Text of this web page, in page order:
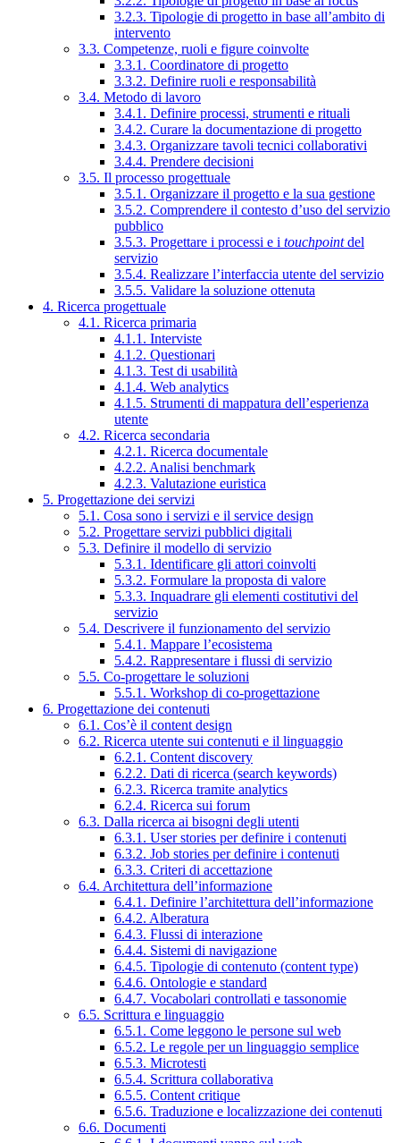
3.2.3. Tipologie di progetto in base all’ambito di
intervento
3.3. Competenze, ruoli e figure coinvolte
3.3.1. Coordinatore di progetto
3.3.2. Definire ruoli e responsabilità
3.4. Metodo di lavoro
3.4.1. Definire processi, strumenti e rituali
3.4.2. Curare la documentazione di progetto
3.4.3. Organizzare tavoli tecnici collaborativi
3.4.4. Prendere decisioni
3.5. Il processo progettuale
3.5.1. Organizzare il progetto e la sua gestione
3.5.2. Comprendere il contesto d’uso del servizio
pubblico
3.5.3. Progettare i processi e i touchpointdel
servizio
3.5.4. Realizzare l’interfaccia utente del servizio
3.5.5. Validare la soluzione ottenuta
4. Ricerca progettuale
4.1. Ricerca primaria
4.1.1. Interviste
4.1.2. Questionari
4.1.3. Test di usabilità
4.1.4. Web analytics
4.1.5. Strumenti di mappatura dell’esperienza
utente
4.2. Ricerca secondaria
4.2.1. Ricerca documentale
4.2.2. Analisi benchmark
4.2.3. Valutazione euristica
5. Progettazione dei servizi
5.1. Cosa sono i servizi e il service design
5.2. Progettare servizi pubblici digitali
5.3. Definire il modello di servizio
5.3.1. Identificare gli attori coinvolti
5.3.2. Formulare la proposta di valore
5.3.3. Inquadrare gli elementi costitutivi del
servizio
5.4. Descrivere il funzionamento del servizio
5.4.1. Mappare l’ecosistema
5.4.2. Rappresentare i flussi di servizio
5.5. Co-progettare le soluzioni
5.5.1. Workshop di co-progettazione
6. Progettazione dei contenuti
6.1. Cos’è il content design
6.2. Ricerca utente sui contenuti e il linguaggio
6.2.1. Content discovery
6.2.2. Dati di ricerca (search keywords)
6.2.3. Ricerca tramite analytics
6.2.4. Ricerca sui forum
6.3. Dalla ricerca ai bisogni degli utenti
6.3.1. User stories per definire i contenuti
6.3.2. Job stories per definire i contenuti
6.3.3. Criteri di accettazione
6.4. Architettura dell’informazione
6.4.1. Definire l’architettura dell’informazione
6.4.2. Alberatura
6.4.3. Flussi di interazione
6.4.4. Sistemi di navigazione
6.4.5. Tipologie di contenuto (content type)
6.4.6. Ontologie e standard
6.4.7. Vocabolari controllati e tassonomie
6.5. Scrittura e linguaggio
6.5.1. Come leggono le persone sul web
6.5.2. Le regole per un linguaggio semplice
6.5.3. Microtesti
6.5.4. Scrittura collaborativa
6.5.5. Content critique
6.5.6. Traduzione e localizzazione dei contenuti
6.6. Documenti